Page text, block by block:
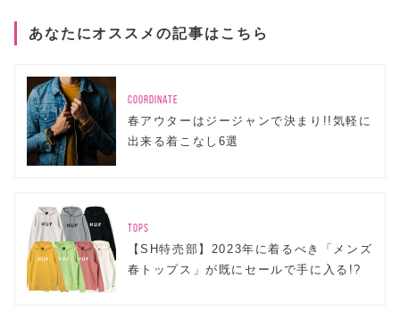
あなたにオススメの記事はこちら
COORDINATE
春アウターはジージャンで決まり!!気軽に
出来る着こなし6選
TOPS
【SH特売部】2023年に着るべき「メンズ
春トップス」が既にセールで手に入る!?